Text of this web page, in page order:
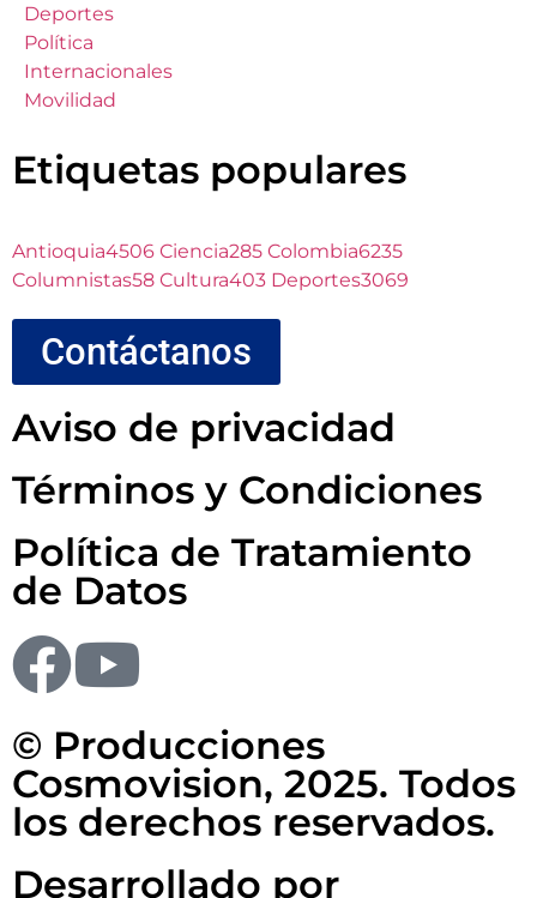
Deportes
Política
Internacionales
Movilidad
Etiquetas populares
Antioquia4506 Ciencia285 Colombia6235
Columnistas58 Cultura403 Deportes3069
Contáctanos
Aviso de privacidad
Términos y Condiciones
Política de Tratamiento
de Datos
© Producciones
Cosmovision, 2025. Todos
los derechos reservados.
Desarrollado por